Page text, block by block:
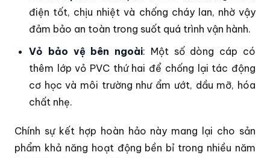
điện tốt, chịu nhiệt và chống cháy lan, nhờ vậy
đảm bảo an toàn trong suốt quá trình vận hành.
Vỏ bảo vệ bên ngoài: Một số dòng cáp có
thêm lớp vỏ PVC thứ hai để chống lại tác động
cơ học và môi trường như ẩm ướt, dầu mỡ, hóa
chất nhẹ.
Chính sự kết hợp hoàn hảo này mang lại cho sản
phẩm khả năng hoạt động bền bỉ trong nhiều năm